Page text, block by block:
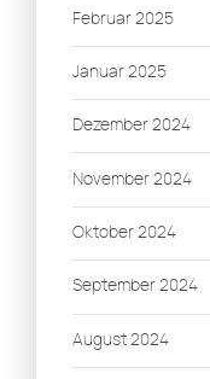
Februar 2025
Januar 2025
Dezember 2024
November 2024
Oktober 2024
September 2024
August 2024